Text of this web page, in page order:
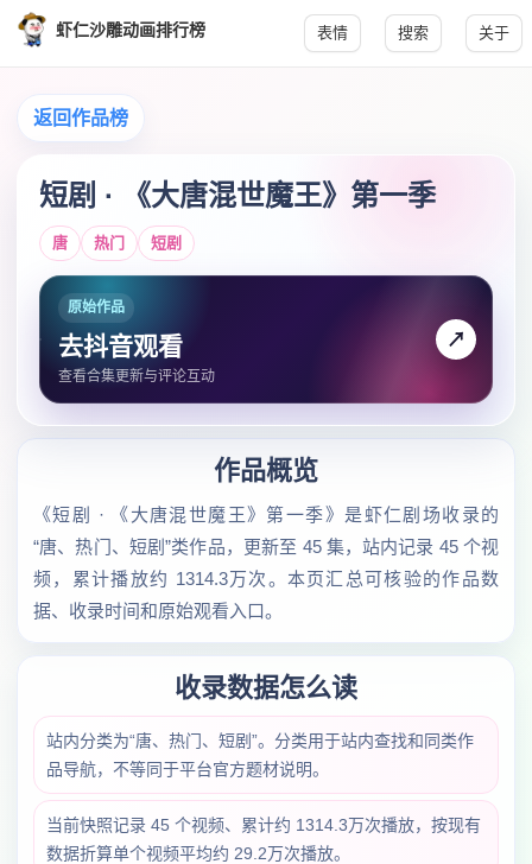
虾仁沙雕动画排行榜 表情 搜索 关于
返回作品榜
短剧 · 《大唐混世魔王》第一季
唐 热门 短剧
原始作品
去抖音观看
查看合集更新与评论互动
↗
作品概览
《短剧 · 《大唐混世魔王》第一季》是虾仁剧场收录的
“唐、热门、短剧”类作品，更新至 45 集，站内记录 45 个视
频，累计播放约 1314.3万次。本页汇总可核验的作品数
据、收录时间和原始观看入口。
收录数据怎么读
站内分类为“唐、热门、短剧”。分类用于站内查找和同类作
品导航，不等同于平台官方题材说明。
当前快照记录 45 个视频、累计约 1314.3万次播放，按现有
数据折算单个视频平均约 29.2万次播放。